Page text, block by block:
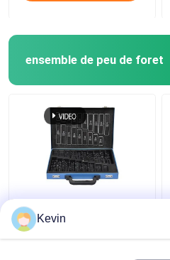
ensemble de peu de foret
170 pièces de forets
HSS pour le perçage de
l'acier et du métal
Kevin